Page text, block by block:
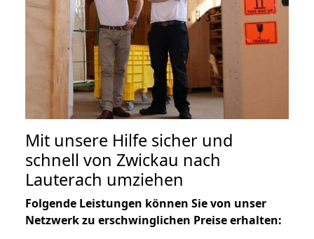
Mit unsere Hilfe sicher und
schnell von Zwickau nach
Lauterach umziehen
Folgende Leistungen können Sie von unser
Netzwerk zu erschwinglichen Preise erhalten: